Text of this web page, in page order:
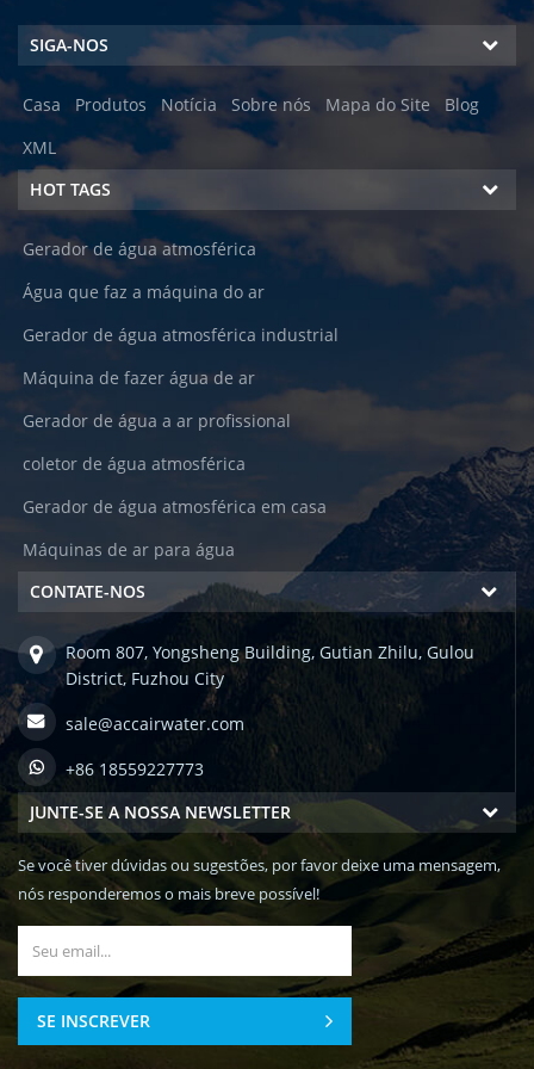
potável pura; Água aquecida e
fri8
SIGA-NOS
Casa Produtos Notícia Sobre nós Mapa do Site
Blog
XML
HOT TAGS
Gerador de água atmosférica
Água que faz a máquina do ar
Gerador de água atmosférica industrial
Máquina de fazer água de ar
Gerador de água a ar profissional
coletor de água atmosférica
Gerador de água atmosférica em casa
Máquinas de ar para água
CONTATE-NOS
Room 807, Yongsheng Building, Gutian Zhilu, Gulou
District, Fuzhou City
sale@accairwater.com
+86 18559227773
JUNTE-SE A NOSSA NEWSLETTER
Se você tiver dúvidas ou sugestões, por favor deixe uma mensagem,
nós responderemos o mais breve possível!
SE INSCREVER